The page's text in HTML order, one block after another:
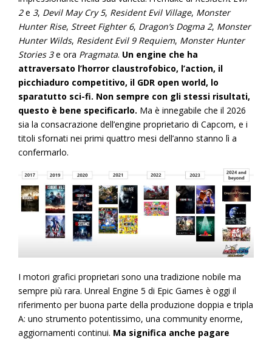
2e 3, Devil May Cry 5, Resident Evil Village, Monster
Hunter Rise, Street Fighter 6, Dragon’s Dogma 2, Monster
Hunter Wilds, Resident Evil 9 Requiem, Monster Hunter
Stories 3e ora Pragmata. Un engine che ha
attraversato l’horror claustrofobico, l’action, il
picchiaduro competitivo, il GDR open world, lo
sparatutto sci-fi. Non sempre con gli stessi risultati,
questo è bene specificarlo. Ma è innegabile che il 2026
sia la consacrazione dell’engine proprietario di Capcom, e i
titoli sfornati nei primi quattro mesi dell’anno stanno lì a
confermarlo.
I motori grafici proprietari sono una tradizione nobile ma
sempre più rara. Unreal Engine 5 di Epic Games è oggi il
riferimento per buona parte della produzione doppia e tripla
A: uno strumento potentissimo, una community enorme,
aggiornamenti continui. Ma significa anche pagare